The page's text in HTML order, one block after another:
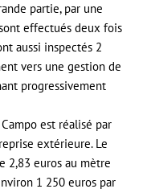
partie, par une
effectués deux fois
aussi inspectés 2
vers une gestion de
progressivement
est réalisé par
extérieure. Le
2,83 euros au mètre
1 250 euros par